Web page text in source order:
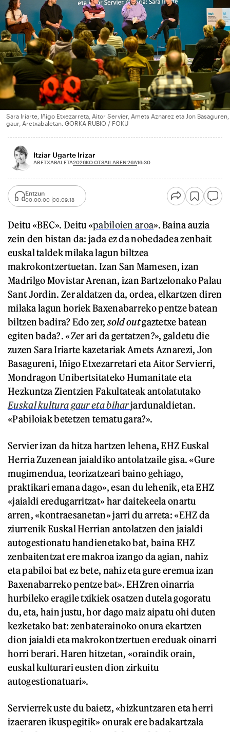
Sara Iriarte, Iñigo Etxezarreta, Aitor Servier, Amets Aznarez eta Jon Basaguren,
gaur, Aretxabaletan. GORKA RUBIO / FOKU
Itziar Ugarte Irizar
ARETXABALETA2026KO OTSAILAREN 26A16:30
Entzun
00:00:00 00:09:18
Deitu «BEC». Deitu «pabiloien aroa». Baina auzia
zein den bistan da: jada ez da nobedadea zenbait
euskal taldek milaka lagun biltzea
makrokontzertuetan. Izan San Mamesen, izan
Madrilgo Movistar Arenan, izan Bartzelonako Palau
Sant Jordin. Zer aldatzen da, ordea, elkartzen diren
milaka lagun horiek Baxenabarreko pentze batean
biltzen badira? Edo zer, sold outgaztetxe batean
egiten bada?. «Zer ari da gertatzen?», galdetu die
zuzen Sara Iriarte kazetariak Amets Aznarezi, Jon
Basagureni, Iñigo Etxezarretari eta Aitor Servierri,
Mondragon Unibertsitateko Humanitate eta
Hezkuntza Zientzien Fakultateak antolatutako
Euskal kultura gaur eta biharjardunaldietan.
«Pabiloiak betetzen tematu gara?».
Servier izan da hitza hartzen lehena, EHZ Euskal
Herria Zuzenean jaialdiko antolatzaile gisa. «Gure
mugimendua, teorizatzeari baino gehiago,
praktikari emana dago», esan du lehenik, eta EHZ
«jaialdi eredugarritzat» har daitekeela onartu
arren, «kontraesanetan» jarri du arreta: «EHZ da
ziurrenik Euskal Herrian antolatzen den jaialdi
autogestionatu handienetako bat, baina EHZ
zenbaitentzat ere makroa izango da agian, nahiz
eta pabiloi bat ez bete, nahiz eta gure eremua izan
Baxenabarreko pentze bat». EHZren oinarria
hurbileko eragile txikiek osatzen dutela gogoratu
du, eta, hain justu, hor dago maiz aipatu ohi duten
kezketako bat: zenbaterainoko onura ekartzen
dion jaialdi eta makrokontzertuen ereduak oinarri
horri berari. Haren hitzetan, «oraindik orain,
euskal kulturari eusten dion zirkuitu
autogestionatuari».
Servierrek uste du baietz, «hizkuntzaren eta herri
izaeraren ikuspegitik» onurak ere badakartzala